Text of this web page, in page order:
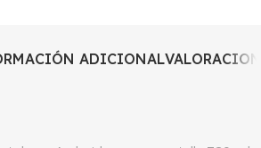
ADICIONAL